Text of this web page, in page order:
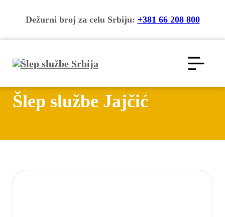
Dežurni broj za celu Srbiju: +381 66 208 800
Šlep službe Jajčić